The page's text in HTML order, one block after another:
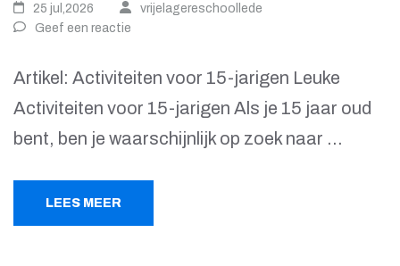
25 jul,2026
vrijelagereschoollede
Geef een reactie
Artikel: Activiteiten voor 15-jarigen Leuke
Activiteiten voor 15-jarigen Als je 15 jaar oud
bent, ben je waarschijnlijk op zoek naar …
LEES MEER